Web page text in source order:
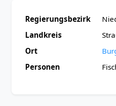
Regierungsbezirk
Landkreis
Ort
Personen